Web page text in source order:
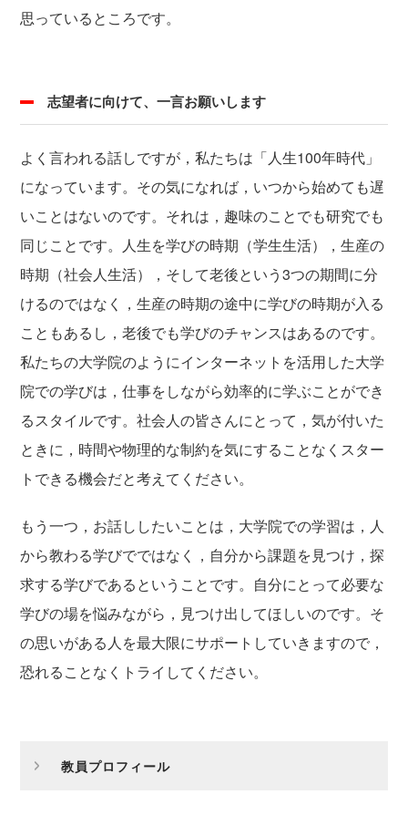
思っているところです。
志望者に向けて、一言お願いします
よく言われる話しですが，私たちは「人生100年時代」
になっています。その気になれば，いつから始めても遅
いことはないのです。それは，趣味のことでも研究でも
同じことです。人生を学びの時期（学生生活），生産の
時期（社会人生活），そして老後という3つの期間に分
けるのではなく，生産の時期の途中に学びの時期が入る
こともあるし，老後でも学びのチャンスはあるのです。
私たちの大学院のようにインターネットを活用した大学
院での学びは，仕事をしながら効率的に学ぶことができ
るスタイルです。社会人の皆さんにとって，気が付いた
ときに，時間や物理的な制約を気にすることなくスター
トできる機会だと考えてください。
もう一つ，お話ししたいことは，大学院での学習は，人
から教わる学びでではなく，自分から課題を見つけ，探
求する学びであるということです。自分にとって必要な
学びの場を悩みながら，見つけ出してほしいのです。そ
の思いがある人を最大限にサポートしていきますので，
恐れることなくトライしてください。
教員プロフィール